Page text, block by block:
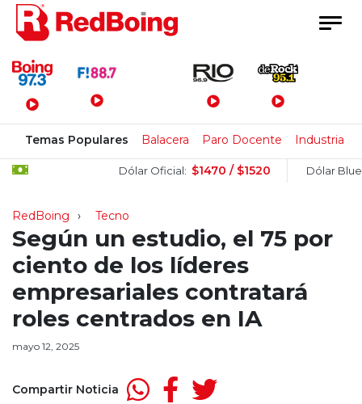
Menú Principal
Temas Populares Balacera Paro Docente Industria
Dólar Oficial: $1470 / $1520 Dólar Blue:
RedBoing Tecno
Según un estudio, el 75 por
ciento de los líderes
empresariales contratará
roles centrados en IA
mayo 12, 2025
Compartir Noticia